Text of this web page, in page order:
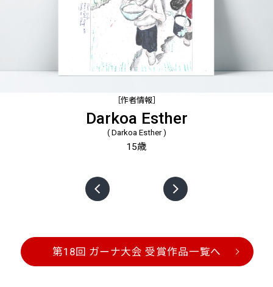
［作者情報］
Darkoa Esther
( Darkoa Esther )
15歳
第18回 ガーナ大会 受賞作品一覧へ